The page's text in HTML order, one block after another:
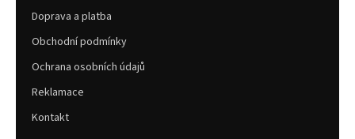
Doprava a platba
Obchodní podmínky
Ochrana osobních údajů
Reklamace
Kontakt